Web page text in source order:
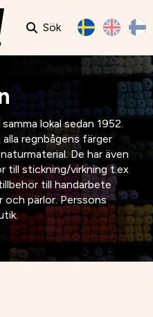
Sök
lokal sedan 1952.
regnbågens färger
De har även
till stickning/virkning t.ex
till handarbete
och pärlor. Perssons